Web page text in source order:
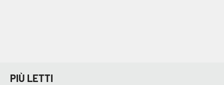
PIÙ LETTI